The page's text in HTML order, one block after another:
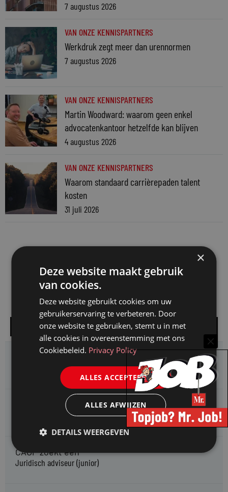
7 augustus 2026
VAN ONZE KENNISPARTNERS
Werkdruk zegt meer dan urennormen
7 augustus 2026
VAN ONZE KENNISPARTNERS
Martin Woodward: waarom geen enkel
advocatenkantoor hetzelfde kan blijven
4 augustus 2026
VAN ONZE KENNISPARTNERS
Waarom standaard carrièrepaden talent
kosten
31 juli 2026
Alle vacatures
Jurist Arbeidsrecht
Gemeente Meppel zoekt een
Juridisch Adviseur
CAOP zoekt een
Juridisch adviseur (junior)
×
Deze website maakt gebruik
van cookies.
Deze website gebruikt cookies om uw
gebruikerservaring te verbeteren. Door
onze website te gebruiken, stemt u in met
alle cookies in overeenstemming met ons
Cookiebeleid. Privacy Policy
ALLES ACCEPTEREN
ALLES AFWIJZEN
DETAILS WEERGEVEN